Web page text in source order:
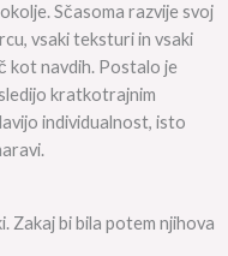
Sčasoma razvije svoj
vsaki teksturi in vsaki
kot navdih. Postalo je
kratkotrajnim
individualnost, isto
Zakaj bi bila potem njihova